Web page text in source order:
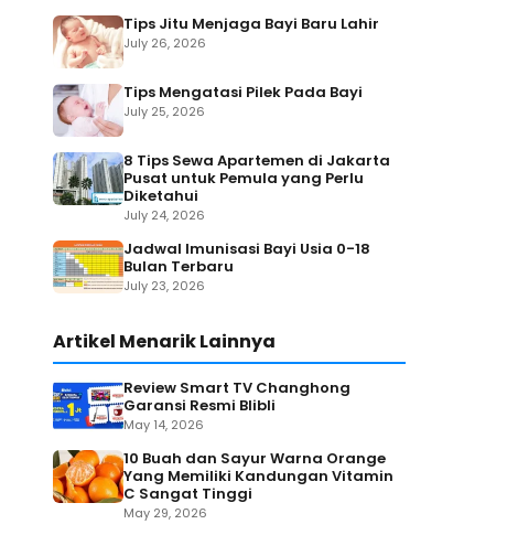
Tips Jitu Menjaga Bayi Baru Lahir
July 26, 2026
Tips Mengatasi Pilek Pada Bayi
July 25, 2026
8 Tips Sewa Apartemen di Jakarta
Pusat untuk Pemula yang Perlu
Diketahui
July 24, 2026
Jadwal Imunisasi Bayi Usia 0-18
Bulan Terbaru
July 23, 2026
Artikel Menarik Lainnya
Review Smart TV Changhong
Garansi Resmi Blibli
May 14, 2026
10 Buah dan Sayur Warna Orange
Yang Memiliki Kandungan Vitamin
C Sangat Tinggi
May 29, 2026